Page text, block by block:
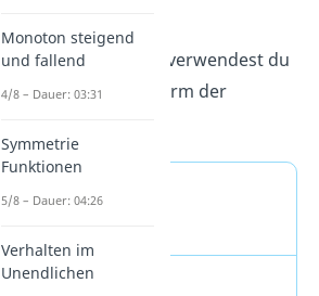
Zur Bestimmung der
Tangentengleichung verwendest du
die Punktsteigungsform der
Gleichung der
Die Gleichung der
Monoton steigend
und fallend
4/8 – Dauer: 03:31
Symmetrie
Funktionen
5/8 – Dauer: 04:26
Verhalten im
Unendlichen